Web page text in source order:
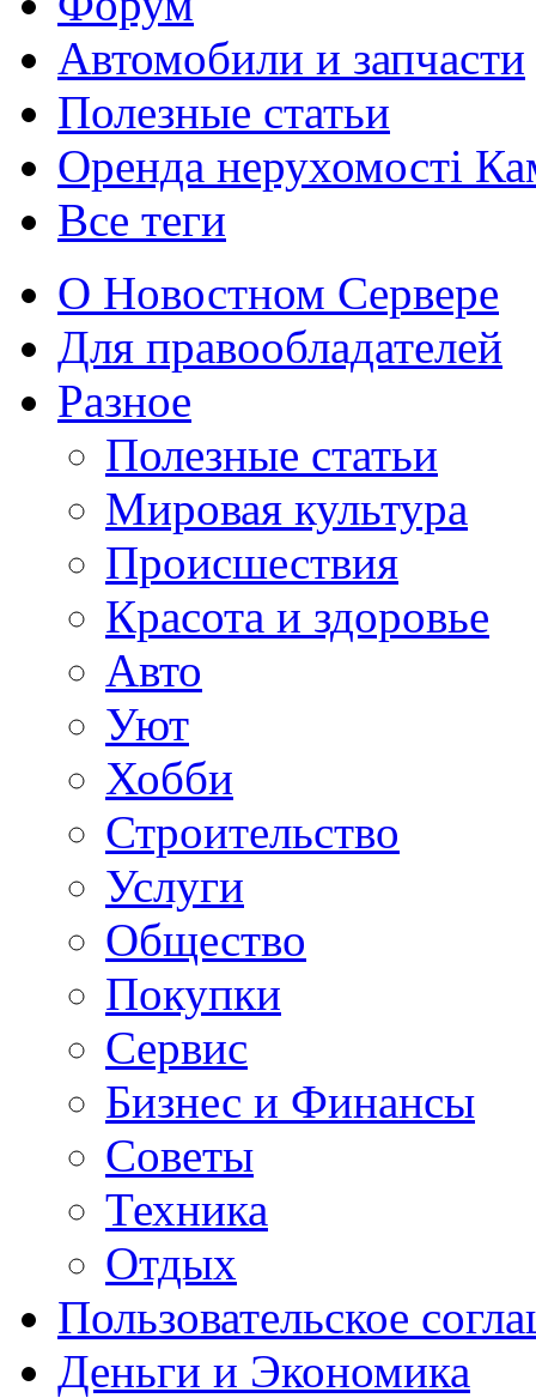
Автомобили и запчасти
Полезные статьи
Оренда нерухомості
Все теги
О Новостном Сервере
Для правообладателей
Разное
Полезные статьи
Мировая культура
Происшествия
Красота и здоровье
Авто
Уют
Хобби
Строительство
Услуги
Общество
Покупки
Сервис
Бизнес и Финансы
Советы
Техника
Отдых
Пользовательское
Деньги и Экономика